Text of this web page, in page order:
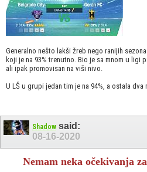
Generalno nešto lakši žreb nego ranijih
koji je na 93% trenutno. Bio je sa mnom u ligi
ali ipak promovisan na viši nivo.
U LŠ u grupi jedan tim je na 94%, a ostala dva
Shadow said:
08-16-2020
Nemam neka očekivanja